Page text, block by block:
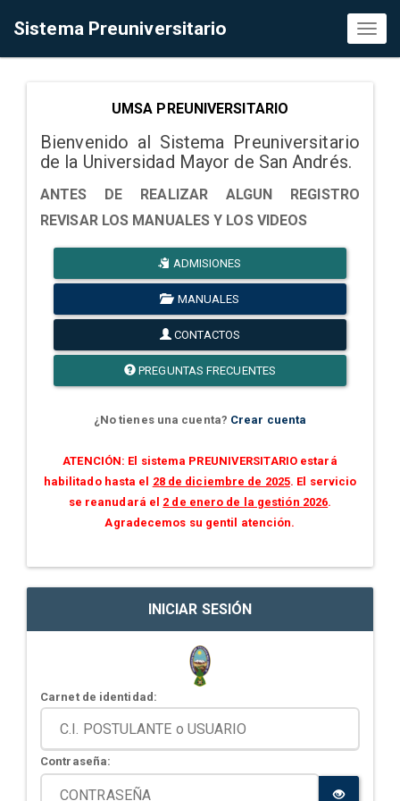
Sistema Preuniversitario
UMSA PREUNIVERSITARIO
Bienvenido al Sistema Preuniversitario
de la Universidad Mayor de San Andrés.
ANTES DE REALIZAR ALGUN REGISTRO
REVISAR LOS MANUALES Y LOS VIDEOS
ADMISIONES
MANUALES
CONTACTOS
PREGUNTAS FRECUENTES
¿No tienes una cuenta? Crear cuenta
ATENCIÓN: El sistema PREUNIVERSITARIO estará
habilitado hasta el 28 de diciembre de 2025. El servicio
se reanudará el 2 de enero de la gestión 2026.
Agradecemos su gentil atención.
INICIAR SESIÓN
Carnet de identidad:
Contraseña: